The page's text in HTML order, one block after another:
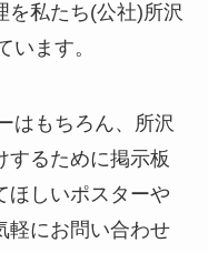
を私たち(公社)所沢
います。
はもちろん、所沢
するために掲示板
ほしいポスターや
軽にお問い合わせ